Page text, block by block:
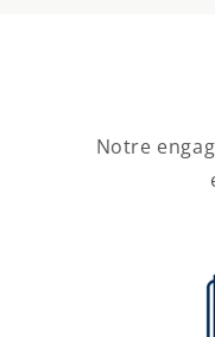
Notre